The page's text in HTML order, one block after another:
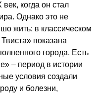
век, когда он стал
Однако это не
жить: в классическом
показана
города. Есть
– период в истории
условия создали
и болезни,